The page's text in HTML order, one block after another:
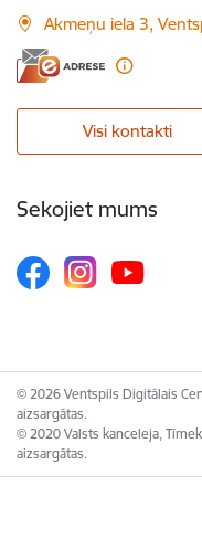
Akmeņu iela 3,
Visi kontakti
Sekojiet mums
© 2026 Ventspils Digitālais
aizsargātas.
© 2020 Valsts kanceleja,
aizsargātas.